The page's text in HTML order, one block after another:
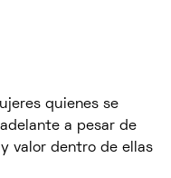
quienes se
a pesar de
valor dentro de ellas